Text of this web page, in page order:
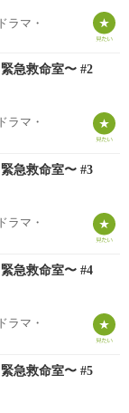
ラマ・
急救命室〜 #2
ラマ・
急救命室〜 #3
ラマ・
急救命室〜 #4
ラマ・
急救命室〜 #5